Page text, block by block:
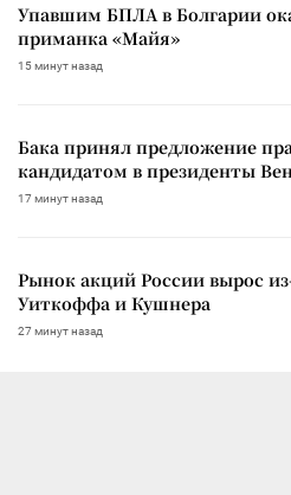
Упавшим БПЛА в Болгарии
приманка «Майя»
15 минут назад
Бака принял предложение
кандидатом в президенты
17 минут назад
Рынок акций России вырос
Уиткоффа и Кушнера
27 минут назад